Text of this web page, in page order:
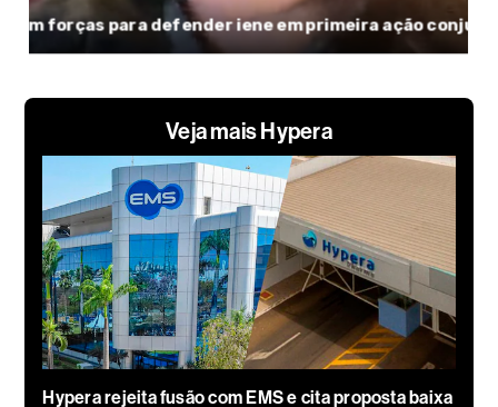
Veja mais Hypera
Hypera rejeita fusão com EMS e cita proposta baixa